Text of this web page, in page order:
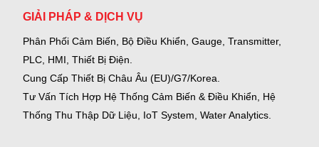
GIẢI PHÁP & DỊCH VỤ
Phân Phối Cảm Biến, Bộ Điều Khiển, Gauge, Transmitter,
PLC, HMI, Thiết Bị Điện.
Cung Cấp Thiết Bị Châu Âu (EU)/G7/Korea.
Tư Vấn Tích Hợp Hệ Thống Cảm Biến & Điều Khiển, Hệ
Thống Thu Thập Dữ Liệu, IoT System, Water Analytics.